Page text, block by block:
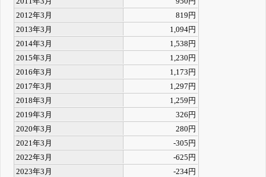
2012年3月
819円
2013年3月
1,094円
2014年3月
1,538円
2015年3月
1,230円
2016年3月
1,173円
2017年3月
1,297円
2018年3月
1,259円
2019年3月
326円
2020年3月
280円
2021年3月
-305円
2022年3月
-625円
2023年3月
-234円